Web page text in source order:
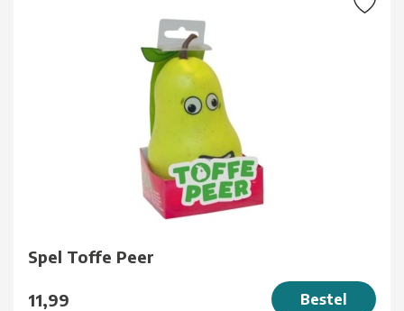
Spel Toffe Peer
11,99 Bestel